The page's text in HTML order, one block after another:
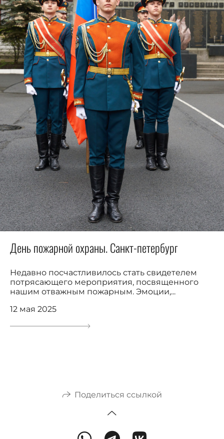
День пожарной охраны. Санкт-петербург
Недавно посчастливилось стать свидетелем
потрясающего мероприятия, посвященного
нашим отважным пожарным. Эмоции,...
12 мая 2025
Поделиться ссылкой